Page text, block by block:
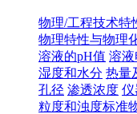
物理/工程技术特
物理特性与物理
溶液的pH值 溶
湿度和水分 热量
孔径 渗透浓度 仪
粒度和浊度标准